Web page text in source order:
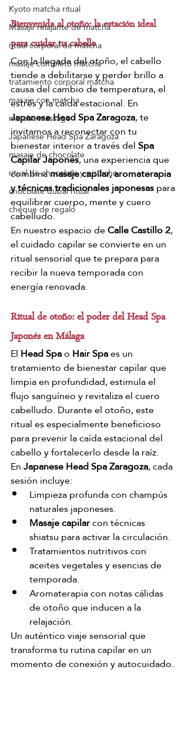
Kyoto matcha ritual
Masaje relajante de matcha
ritual corporal de matcha
masaje completo matcha
tratamiento corporal matcha
masaje con matcha
matcha massage
Japanese Head Spa Zaragoza
masaje de chocolate
ritual de chocolate y pistacho
chocolate dubai ritual
cheque de regalo
Bienvenida al otoño: la estación ideal
para cuidar tu cabello
Con la llegada del otoño, el cabello
tiende a debilitarse y perder brillo a
causa del cambio de temperatura, el
estrés y la caída estacional. En
Japanese Head Spa Zaragoza, te
invitamos a reconectar con tu
bienestar interior a través del Spa
Capilar Japonés, una experiencia que
combina masaje capilar, aromaterapia
y técnicas tradicionales japonesas para
equilibrar cuerpo, mente y cuero
cabelludo.
En nuestro espacio de Calle Castillo 2,
el cuidado capilar se convierte en un
ritual sensorial que te prepara para
recibir la nueva temporada con
energía renovada.
Ritual de otoño: el poder del Head Spa
Japonés en Málaga
El Head Spa o Hair Spa es un
tratamiento de bienestar capilar que
limpia en profundidad, estimula el
flujo sanguíneo y revitaliza el cuero
cabelludo. Durante el otoño, este
ritual es especialmente beneficioso
para prevenir la caída estacional del
cabello y fortalecerlo desde la raíz.
En Japanese Head Spa Zaragoza, cada
sesión incluye:
Limpieza profunda con champús
naturales japoneses.
Masaje capilar con técnicas
shiatsu para activar la circulación.
Tratamientos nutritivos con
aceites vegetales y esencias de
temporada.
Aromaterapia con notas cálidas
de otoño que inducen a la
relajación.
Un auténtico viaje sensorial que
transforma tu rutina capilar en un
momento de conexión y autocuidado.